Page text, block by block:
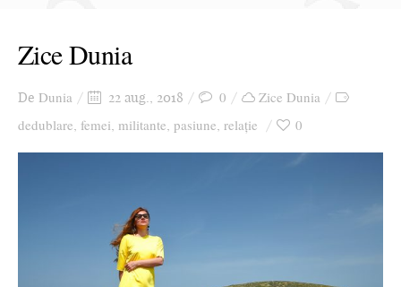
Zice Dunia
De Dunia 22 aug., 2018 0
Zice Dunia
dedublare, femei, militante, pasiune, relație 0